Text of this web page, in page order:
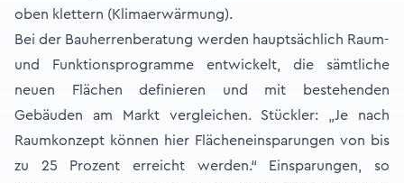
oben klettern (Klimaerwärmung).
Bei der Bauherrenberatung werden hauptsächlich Raum-
und Funktionsprogramme entwickelt, die sämtliche
neuen Flächen definieren und mit bestehenden
Gebäuden am Markt vergleichen. Stückler: „Je nach
Raumkonzept können hier Flächeneinsparungen von bis
zu 25 Prozent erreicht werden.“ Einsparungen, so